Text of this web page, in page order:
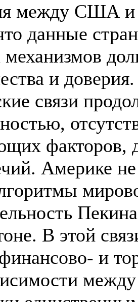
между США и
данные
и
связи
факторов,
Америке
В этой
и